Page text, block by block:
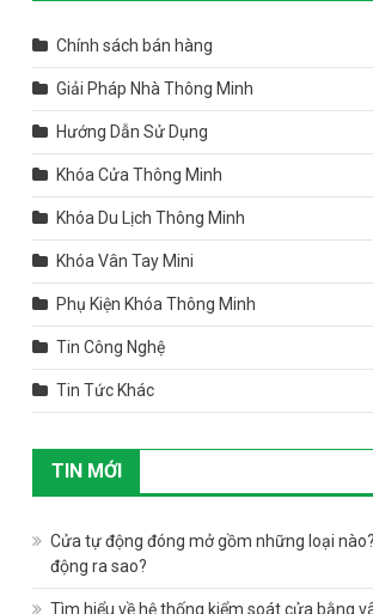
Chính sách bán hàng
Giải Pháp Nhà Thông Minh
Hướng Dẫn Sử Dụng
Khóa Cửa Thông Minh
Khóa Du Lịch Thông Minh
Khóa Vân Tay Mini
Phụ Kiện Khóa Thông Minh
Tin Công Nghệ
Tin Tức Khác
TIN MỚI
Cửa tự động đóng mở gồm những loại
động ra sao?
Tìm hiểu về hệ thống kiểm soát cửa bằng